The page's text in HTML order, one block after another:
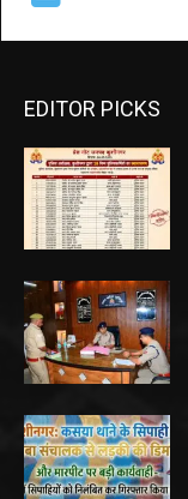
EDITOR PICKS